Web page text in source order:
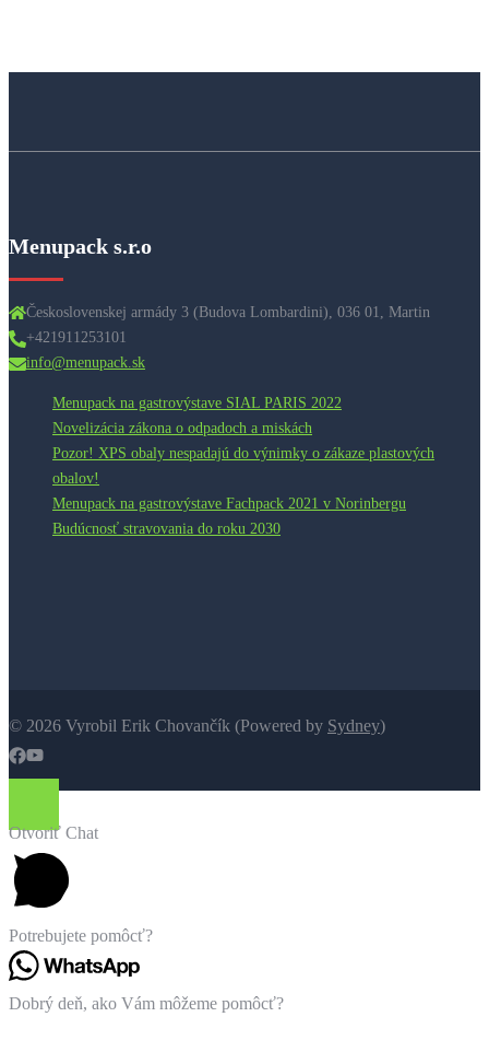
Menupack s.r.o
Československej armády 3 (Budova Lombardini), 036 01, Martin​
+421911253101
info@menupack.sk
Menupack na gastrovýstave SIAL PARIS 2022
Novelizácia zákona o odpadoch a miskách
Pozor! XPS obaly nespadajú do výnimky o zákaze plastových
obalov!
Menupack na gastrovýstave Fachpack 2021 v Norinbergu
Budúcnosť stravovania do roku 2030
© 2026 Vyrobil Erik Chovančík (Powered by Sydney)
https://www.facebook.com/menubox.menupack
https://www.youtube.com/channel/
Otvoriť Chat
Potrebujete pomôcť?
Dobrý deň, ako Vám môžeme pomôcť?